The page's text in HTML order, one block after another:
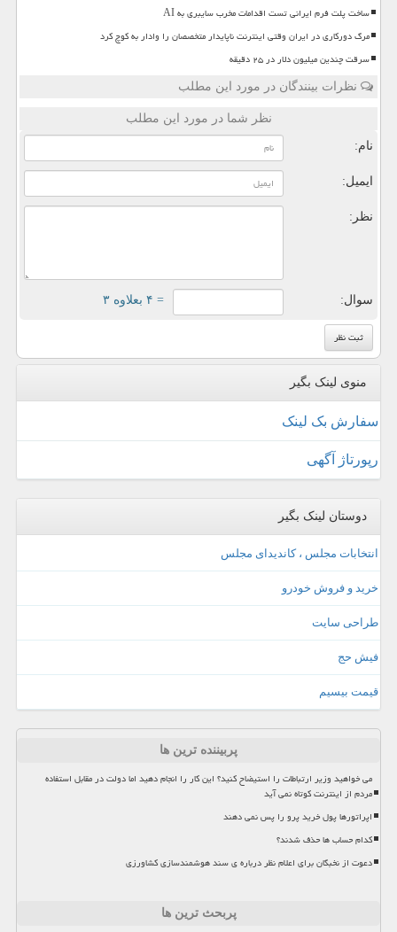
ساخت پلت فرم ایرانی تست اقدامات مخرب سایبری به AI
مرگ دورکاری در ایران وقتی اینترنت ناپایدار متخصصان را وادار به کوچ کرد
سرقت چندین میلیون دلار در ۲۵ دقیقه
نظرات بینندگان در مورد این مطلب
نظر شما در مورد این مطلب
نام:
ایمیل:
نظر:
سوال: = ۴ بعلاوه ۳
منوی لینک بگیر
سفارش بک لینک
رپورتاژ آگهی
دوستان لینک بگیر
انتخابات مجلس ، کاندیدای مجلس
خرید و فروش خودرو
طراحی سایت
فیش حج
قیمت بیسیم
پربیننده ترین ها
می خواهید وزیر ارتباطات را استیضاح کنید؟ این کار را انجام دهید اما دولت در مقابل استفاده
مردم از اینترنت کوتاه نمی آید
اپراتورها پول خرید پرو را پس نمی دهند
کدام حساب ها حذف شدند؟
دعوت از نخبگان برای اعلام نظر درباره ی سند هوشمندسازی کشاورزی
پربحث ترین ها